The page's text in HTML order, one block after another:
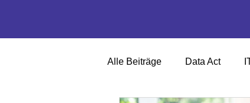
Alle Beiträge Data Act